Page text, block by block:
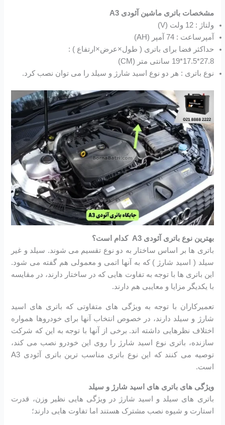
مشخصات باتری ماشین آئودی A3
ولتاژ : 12 ولت (V)
آمپرساعت : 74 آمپر (AH)
حداکثر فضا برای باتری ( طول×عرض×ارتفاع ) :
27.8*17.5*19 سانتی متر (CM)
نوع باتری : هر دو نوع اسید شارژ و سیلد را می توان نصب کرد.
بهترین نوع باتری آئودی A3 کدام است؟
باتری ها بر اساس ساختار به دو نوع تقسیم می شوند. سیلد و غیر
سیلد ( اسید شارژ ) که به آنها اتمی و معمولی هم گفته می شود.
این باتری ها با توجه به تفاوت هایی که در ساختار دارند، در مقایسه
با یکدیگر مزایا و معایبی هم دارند.
تعمیرکاران با توجه به ویژگی های متفاوتی که باتری های اسید
شارژ و سیلد دارند، در خصوص انتخاب آنها برای خودروها همواره
اختلاف نظرهایی داشته اند. برخی از آنها با توجه به این که شرکت
سازنده، باتری نوع اسید شارژ را روی این خودرو نصب می کند،
توصیه می کنند که این نوع باتری مناسب ترین باتری آئودی A3
است.
ویژگی های باتری های اسید شارژ و سیلد
باتری های سیلد و اسید شارژ در ویژگی هایی نظیر وزن، قدرت
استارت و شیوه نصب مشترک هستند اما تفاوت هایی دارند؛